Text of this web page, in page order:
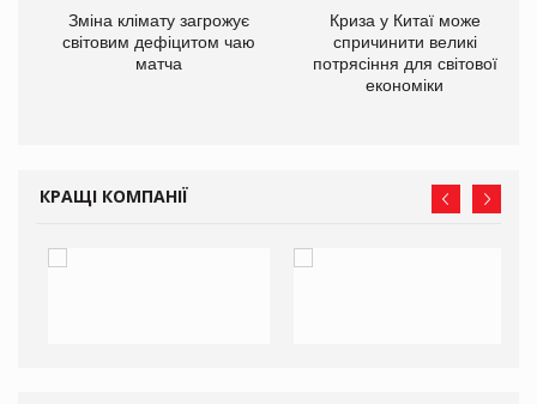
Зміна клімату загрожує
світовим дефіцитом чаю
матча
Криза у Китаї може
спричинити великі
потрясіння для світової
економіки
КРАЩІ КОМПАНІЇ